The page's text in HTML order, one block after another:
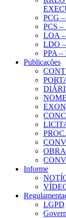
PCG
PCS
LOA
LDO
PPA
Publicações
Informe
LGPD